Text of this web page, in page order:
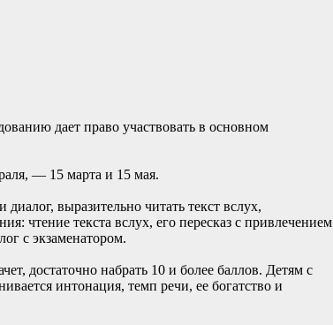
дает право участвовать в основном
— 15 марта и 15 мая.
выразительно читать текст вслух,
чтение текста вслух, его пересказ с привлечением
с экзаменатором.
достаточно набрать 10 и более баллов. Детям с
интонация, темп речи, ее богатство и